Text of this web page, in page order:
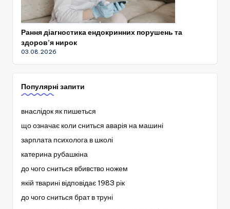
Рання діагностика ендокринних порушень та
здоров’я нирок
03.08.2026
Популярні запити
внаслідок як пишеться
що означає коли сниться аварія на машині
зарплата психолога в школі
катерина рубашкіна
до чого сниться вбивство ножем
якій тварині відповідає 1983 рік
до чого сниться брат в труні